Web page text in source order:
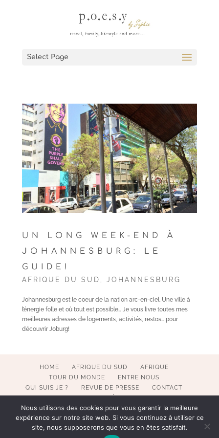
Select Page
UN LONG WEEK-END À
JOHANNESBURG: LE
GUIDE!
AFRIQUE DU SUD JOHANNESBURG
Johannesburg est le coeur de la nation arc-en-ciel. Une ville à
l’énergie folle et où tout est possible… Je vous livre toutes mes
meilleures adresses de logements, activités, restos… pour
découvrir Joburg!
HOME AFRIQUE DU SUD
AFRIQUE
TOUR DU MONDE
ENTRE NOUS
QUI SUIS JE ?
REVUE DE PRESSE
CONTACT
COPYRIGHT 2017-2023 POESY BY SOPHIE. ALL RIGHTS
Nous utilisons des cookies pour vous garantir la meilleure
expérience sur notre site web. Si vous continuez à utiliser ce
site, nous supposerons que vous en êtes satisfait.